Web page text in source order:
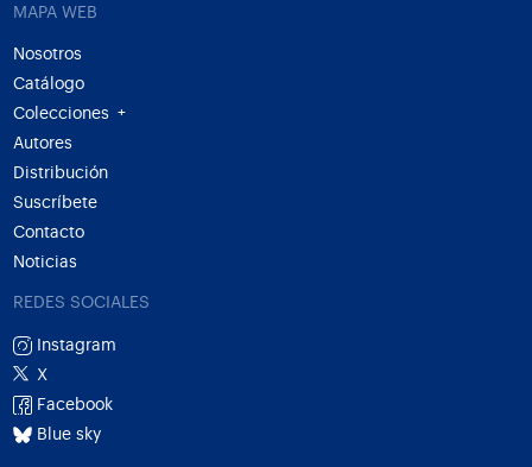
MAPA WEB
Nosotros
Catálogo
Colecciones
+
Autores
Distribución
Suscríbete
Contacto
Noticias
REDES SOCIALES
Instagram
X
Facebook
Blue sky